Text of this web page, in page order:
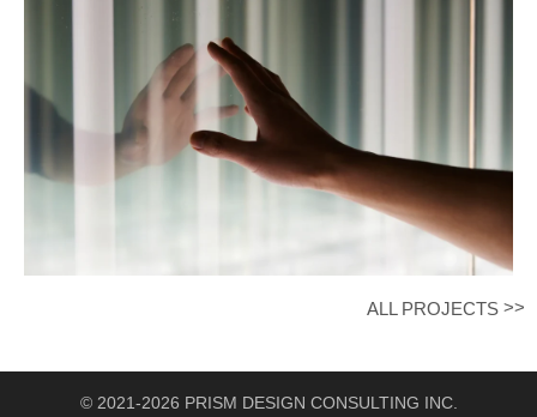
ALL PROJECTS >>
© 2021-2026 PRISM DESIGN CONSULTING INC.